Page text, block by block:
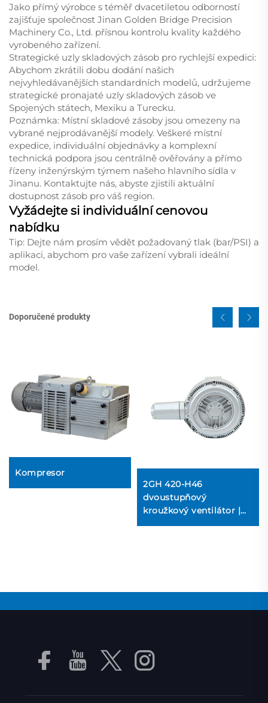
Jako přímý výrobce s téměř dvacetiletou odborností
zajišťuje společnost Jinan Golden Bridge Precision
Machinery Co., Ltd. přísnou kontrolu kvality každého
vyrobeného zařízení.
Strategické uzly skladových zásob pro rychlejší expedici:
Abychom zkrátili dobu dodání našich
nejvyhledávanějších standardních modelů, udržujeme
strategické pronajaté uzly skladových zásob ve
Spojených státech, Mexiku a Turecku.
Poznámka: Místní skladové zásoby jsou omezeny na
vybrané nejprodávanější modely. Veškeré místní
expedice, individuální objednávky a komplexní
technická podpora jsou centrálně ověřovány a přímo
řízeny inženýrským týmem našeho hlavního sídla v
Jinanu. Kontaktujte nás, abyste zjistili aktuální
dostupnost zásob pro váš region.
Vyžádejte si individuální cenovou
nabídku
Tip: Dejte nám prosím vědět požadovaný tlak (bar/PSI) a
aplikaci, abychom pro vaše zařízení vybrali ideální
model.
Doporučené produkty
Kompresor
2GH 420-H46
dvoustupňový
kroužkový ventilátor |
2,2 kW 3-fázové